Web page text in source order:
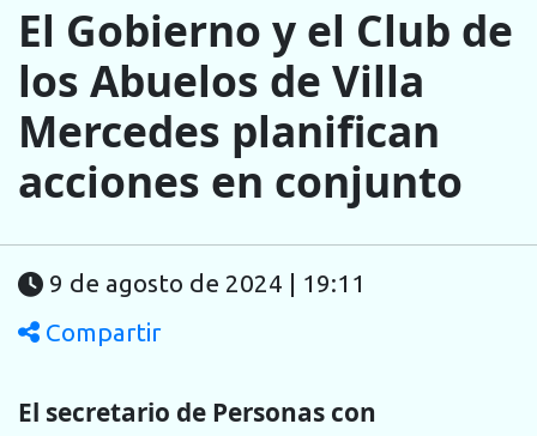
El Gobierno y el Club de
los Abuelos de Villa
Mercedes planifican
acciones en conjunto
9 de agosto de 2024 | 19:11
Compartir
El secretario de Personas con